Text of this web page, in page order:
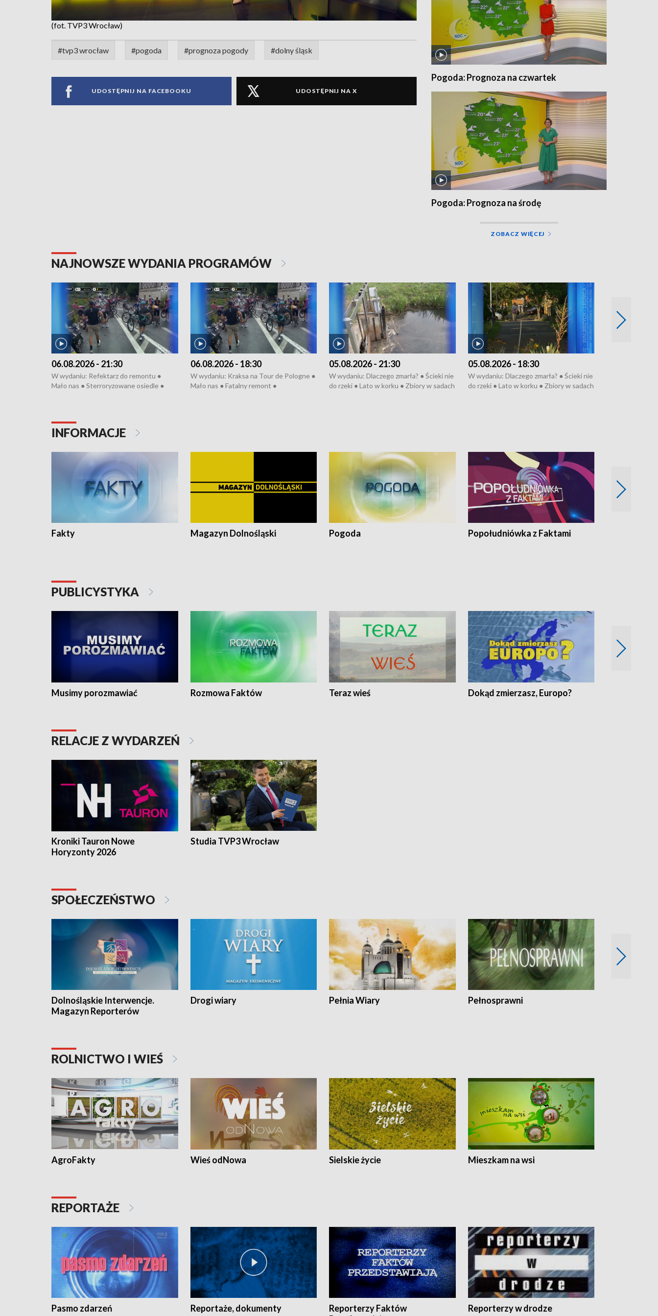
(fot. TVP3 Wrocław)
#tvp3 wrocław #pogoda #prognoza pogody #dolny śląsk
UDOSTĘPNIJ NA FACEBOOKU UDOSTĘPNIJ NA X
Pogoda: Prognoza na czwartek
Pogoda: Prognoza na środę
ZOBACZ WIĘCEJ
NAJNOWSZE WYDANIA PROGRAMÓW
06.08.2026 - 21:30
W wydaniu: Refektarz do remontu ●
Mało nas ● Sterroryzowane osiedle ●
Pologne
06.08.2026 - 18:30
W wydaniu: Kraksa na Tour de Pologne ●
Mało nas ● Fatalny remont ●
05.08.2026 - 21:30
W wydaniu: Dlaczego zmarła? ● Ścieki nie
do rzeki ● Lato w korku ● Zbiory w sadach
05.08.2026 - 18:30
W wydaniu: Dlaczego zmarła? ● Ścieki nie
do rzeki ● Lato w korku ● Zbiory w sadach
INFORMACJE
Fakty Magazyn Dolnośląski Pogoda Popołudniówka z Faktami
PUBLICYSTYKA
Musimy porozmawiać Rozmowa Faktów Teraz wieś Dokąd zmierzasz, Europo?
RELACJE Z WYDARZEŃ
Kroniki Tauron Nowe
Horyzonty 2026
Studia TVP3 Wrocław
SPOŁECZEŃSTWO
Dolnośląskie Interwencje.
Magazyn Reporterów
Drogi wiary Pełnia Wiary Pełnosprawni
ROLNICTWO I WIEŚ
AgroFakty Wieś odNowa Sielskie życie Mieszkam na wsi
REPORTAŻE
Pasmo zdarzeń Reportaże, dokumenty
Reporterzy Faktów
Reporterzy w drodze